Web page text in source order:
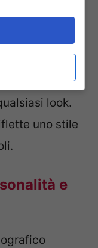
Stewart è
Birkenstock.
casual,
look.
uno stile
e